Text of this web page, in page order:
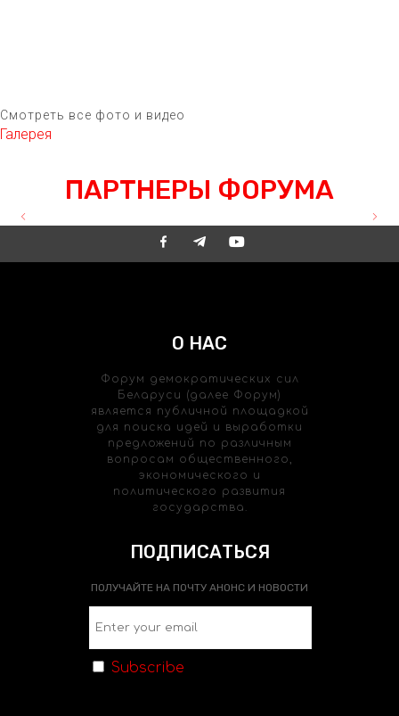
Смотреть все фото и видео
Галерея
ПАРТНЕРЫ ФОРУМА
О НАС
Форум демократических сил
Беларуси (далее Форум)
является публичной площадкой
для поиска идей и выработки
предложений по различным
вопросам общественного,
экономического и
политического развития
государства.
ПОДПИСАТЬСЯ
ПОЛУЧАЙТЕ НА ПОЧТУ АНОНС И НОВОСТИ
Subscribe